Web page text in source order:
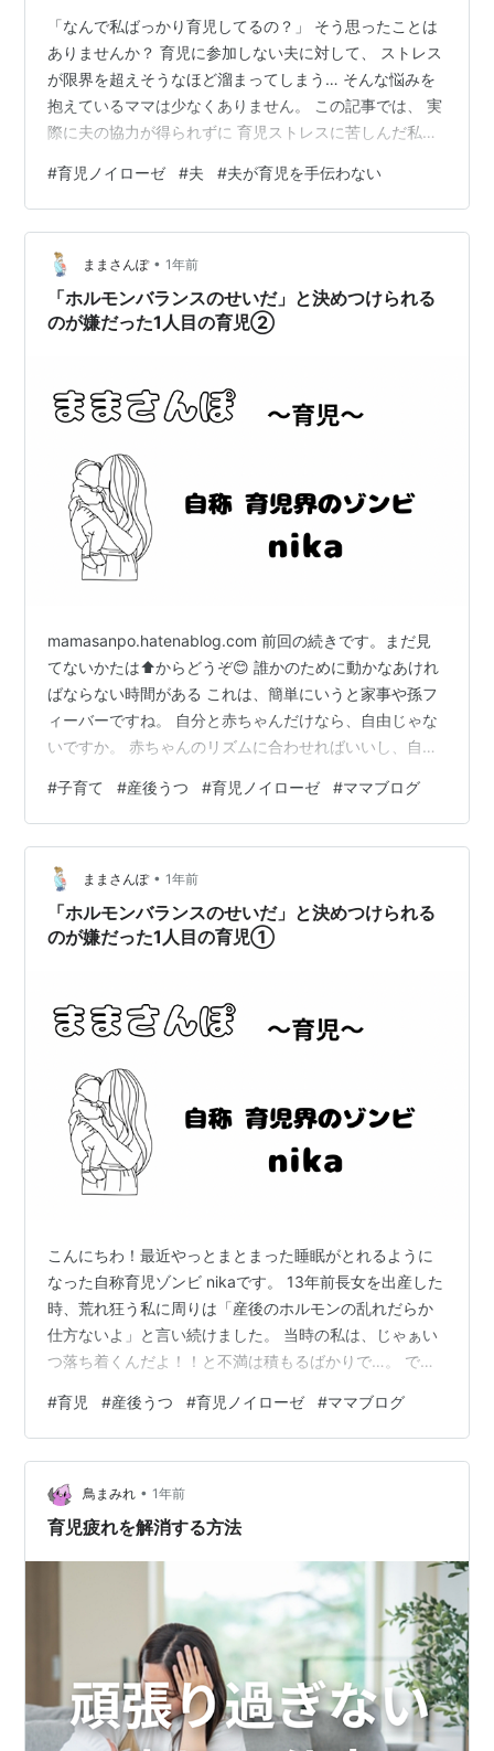
「なんで私ばっかり育児してるの？」 そう思ったことは
ありませんか？ 育児に参加しない夫に対して、 ストレス
が限界を超えそうなほど溜まってしまう… そんな悩みを
抱えているママは少なくありません。 この記事では、 実
際に夫の協力が得られずに 育児ストレスに苦しんだ私の
理解し合えるようになった プロセスをお伝えします。 同
じように悩んでいるあなたが、 少しでも心を軽くできる
ヒントになれば幸いです。 夫の無関心と育児ストレスの
関係とは？ 眠れない夜、助けを求めても無反応だった夫
長女が生まれたばかりの頃、 私は夜中の授乳とおむつ替
えで ほとんど寝ら…
#育児ノイローゼ #夫 #夫が育児を手伝わない
ままさんぽ • 1年前
「ホルモンバランスのせいだ」と決めつけられる
のが嫌だった1人目の育児②
mamasanpo.hatenablog.com 前回の続きです。まだ見
てないかたは⬆️からどうぞ😊 誰かのために動かなあけれ
ばならない時間がある これは、簡単にいうと家事や孫フ
ィーバーですね。 自分と赤ちゃんだけなら、自由じゃな
いですか。 赤ちゃんのリズムに合わせればいいし、自分
い。 洗濯だっていつ干しても、干したまままた使っても
別にいい。 朝、赤ちゃんが寝てるならそのまま一緒に寝
ていられる。 仕事をしてくれている夫がいるとそうもい
かない。 帰ってくるまでにご飯作らないとだし、作業着
や制服を洗わないとだし。お皿も洗わないとだ。 そうな
ると子…
#子育て #産後うつ #育児ノイローゼ #ママブログ
ままさんぽ • 1年前
「ホルモンバランスのせいだ」と決めつけられる
のが嫌だった1人目の育児①
こんにちわ！最近やっとまとまった睡眠がとれるように
なった自称育児ゾンビ nikaです。 13年前長女を出産した
時、荒れ狂う私に周りは「産後のホルモンの乱れだらか
仕方ないよ」と言い続けました。 当時の私は、じゃぁい
つ落ち着くんだよ！！と不満は積もるばかりで…。 でも
「男性の産後うつ」という言葉が出てきて思うようにな
りました。 team-kaji-ikuji.metro.tokyo.lg.jp 今回は、賛
否両論あるかと思いますが、少し本音を綴っていきたい
と思います。 先日起こった生後4ヶ月のお子さんの命が
失われた事件ーー SNSでは男女間で意見が対…
#育児 #産後うつ #育児ノイローゼ #ママブログ
鳥まみれ • 1年前
育児疲れを解消する方法